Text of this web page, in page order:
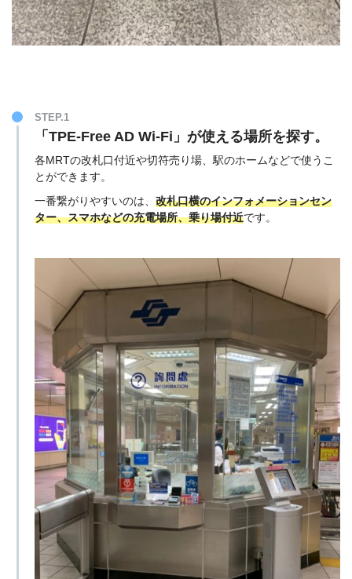
STEP.1
「TPE-Free AD Wi-Fi」が使える場所を探す。
各MRTの改札口付近や切符売り場、駅のホームなどで使うこ
とができます。
一番繋がりやすいのは、 改札口横のインフォメーションセン
ター、スマホなどの充電場所、乗り場付近です。